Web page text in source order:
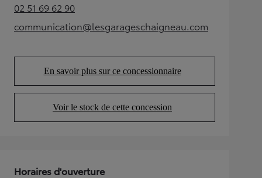
02 51 69 62 90(Opens in new tab)
communication@lesgarageschaigneau.com
(Opens in new tab)
En savoir plus sur ce concessionnaire
(Opens in new tab)
Voir le stock de cette concession
(Opens in new tab)
Horaires d'ouverture